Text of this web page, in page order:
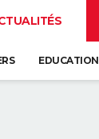
EDUCATION